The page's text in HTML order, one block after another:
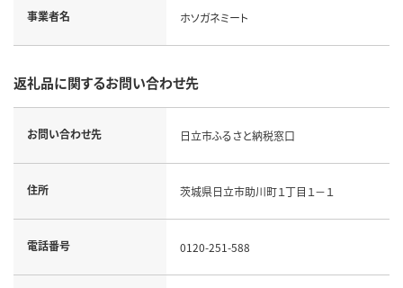
事業者名 ホソガネミート
返礼品に関するお問い合わせ先
お問い合わせ先 日立市ふるさと納税窓口
住所 茨城県日立市助川町１丁目１－１
電話番号 0120-251-588